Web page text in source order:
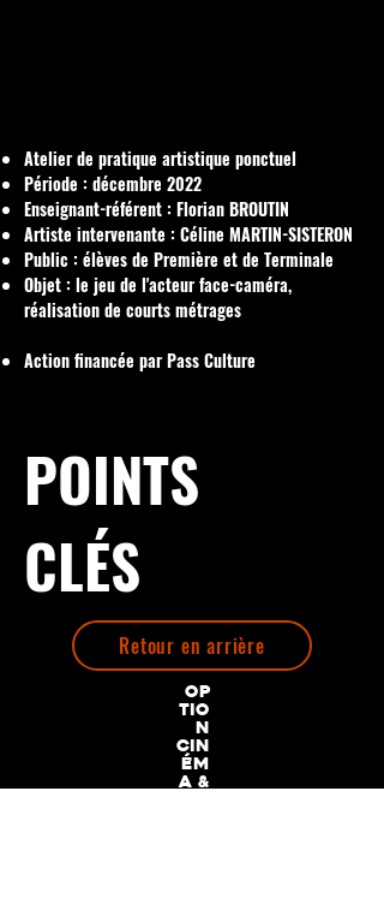
Atelier de pratique artistique ponctuel
Période : décembre 2022
Enseignant-référent : Florian BROUTIN
Artiste intervenante : Céline MARTIN-SISTERON
Public : élèves de Première et de Terminale
Objet : le jeu de l'acteur face-caméra,
réalisation de courts métrages
Action financée par Pass Culture
POINTS
CLÉS
Retour en arrière
Op
tio
n
Cin
ém
a &